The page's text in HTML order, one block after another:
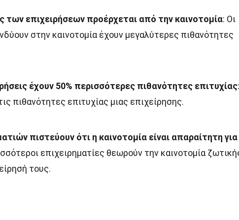
των επιχειρήσεων προέρχεται από την καινοτομία: Οι
στην καινοτομία έχουν μεγαλύτερες πιθανότητες
έχουν 50% περισσότερες πιθανότητες επιτυχίας:
πιθανότητες επιτυχίας μιας επιχείρησης.
πιστεύουν ότι η καινοτομία είναι απαραίτητη για
επιχειρηματίες θεωρούν την καινοτομία
τους.